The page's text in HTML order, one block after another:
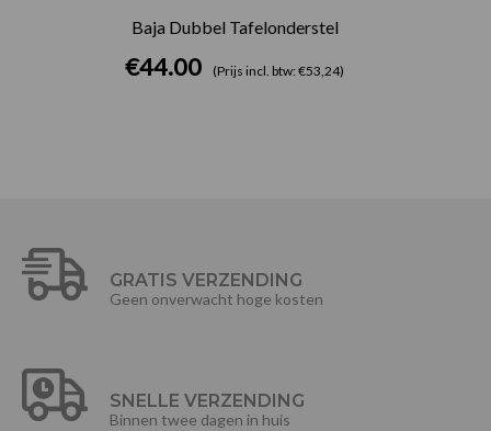
Baja Dubbel Tafelonderstel
€44.00 (Prijs incl. btw: €53,24)
GRATIS VERZENDING
Geen onverwacht hoge kosten
SNELLE VERZENDING
Binnen twee dagen in huis